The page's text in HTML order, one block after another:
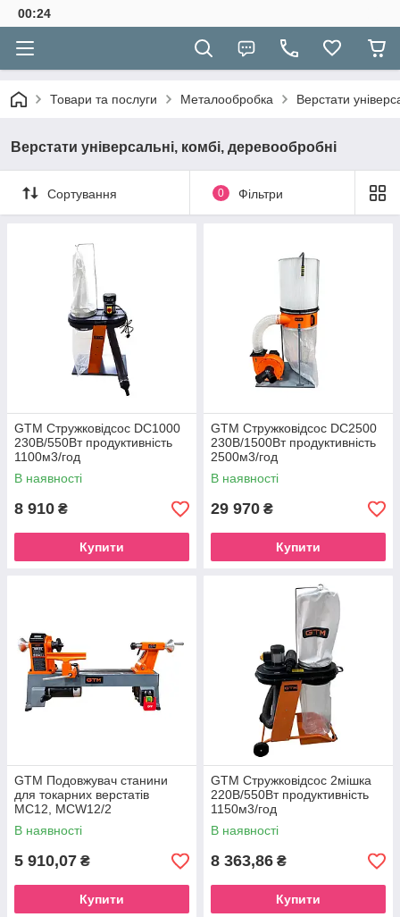
00:24
Товари та послуги Металообробка Верстати
Верстати універсальні, комбі, деревообробні
Сортування 0 Фільтри
GTM Стружковідсос DC1000
230В/550Вт продуктивність
1100м3/год
В наявності
8 910 ₴
Купити
GTM Стружковідсос DC2500
230В/1500Вт продуктивність
2500м3/год
В наявності
29 970 ₴
Купити
GTM Подовжувач станини
для токарних верстатів
MC12, MCW12/2
В наявності
5 910,07 ₴
Купити
GTM Стружковідсос 2мішка
220В/550Вт продуктивність
1150м3/год
В наявності
8 363,86 ₴
Купити